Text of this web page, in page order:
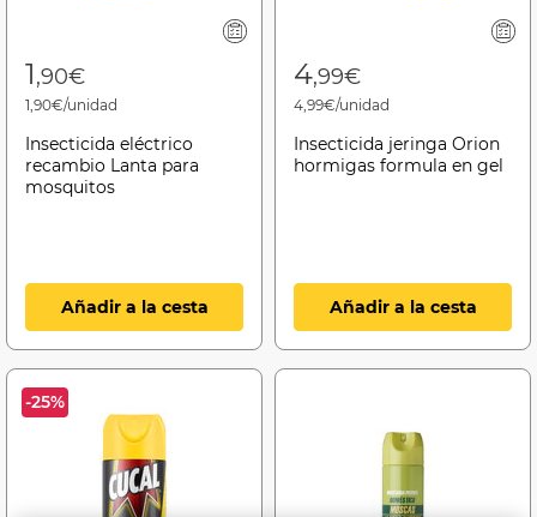
1,90€
1,90€/unidad
Insecticida eléctrico
recambio Lanta para
mosquitos
Añadir a la cesta
4,99€
4,99€/unidad
Insecticida jeringa Orion
hormigas formula en gel
Añadir a la cesta
-25%